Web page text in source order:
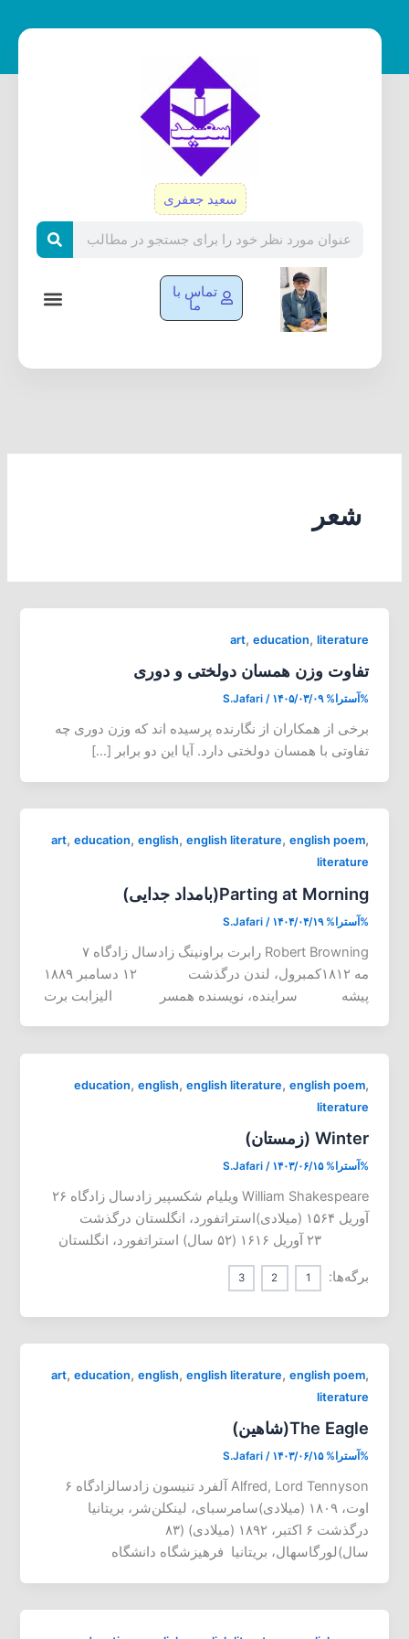
سعید جعفری
تماس با
ما
شعر
art, education, literature
تفاوت وزن همسان دولختی و دوری
%آسترا% S.Jafari / ۱۴۰۵/۰۳/۰۹
برخی از همکاران از نگارنده پرسیده اند که وزن دوری چه
تفاوتی با همسان دولختی دارد. آیا این دو برابر […]
art, education, english, english literature, english poem,
literature
Parting at Morning(بامداد جدایی)
%آسترا% S.Jafari / ۱۴۰۴/۰۴/۱۹
Robert Browning رابرت براونینگ زادسال زادگاه ۷
مه ۱۸۱۲کمبرول، لندن درگذشت ۱۲ دسامبر ۱۸۸۹
پیشه سراینده، نویسنده همسر الیزابت برت
education, english, english literature, english poem,
literature
Winter (زمستان)
%آسترا% S.Jafari / ۱۴۰۳/۰۶/۱۵
William Shakespeare ویلیام شکسپیر زادسال زادگاه ۲۶
آوریل ۱۵۶۴ (میلادی)استراتفورد، انگلستان درگذشت
۲۳ آوریل ۱۶۱۶ (۵۲ سال) استراتفورد، انگلستان
برگه‌ها: 1
2
3
art, education, english, english literature, english poem,
literature
The Eagle(شاهین)
%آسترا% S.Jafari / ۱۴۰۳/۰۶/۱۵
Alfred, Lord Tennyson آلفرد تنیسون زادسالزادگاه ۶
اوت، ۱۸۰۹ (میلادی)سامرسبای، لینکلن‌شر، بریتانیا
درگذشت ۶ اکتبر، ۱۸۹۲ (میلادی) (۸۳
سال)لورگاسهال، بریتانیا فرهیزشگاه دانشگاه